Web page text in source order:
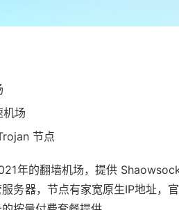
机场
节点
年的翻墙机场，提供
务器，节点有家宽原生IP地址，